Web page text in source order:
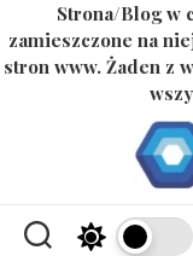
Strona/Blog w
zamieszczone na
stron www. Żaden z